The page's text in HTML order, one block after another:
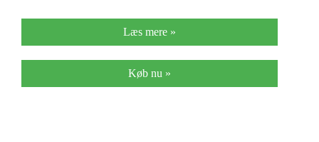
Læs mere »
Køb nu »